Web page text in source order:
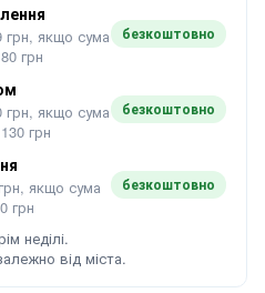
грн, якщо сума
грн
безкоштовно
грн, якщо сума
грн
безкоштовно
якщо сума
грн
безкоштовно
неділі.
від міста.